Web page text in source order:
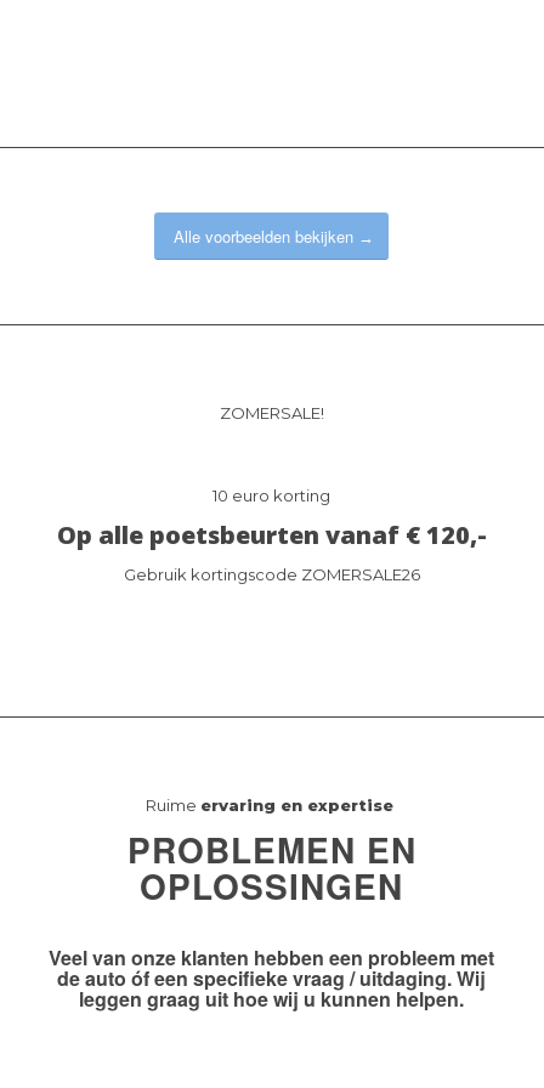
Alle voorbeelden bekijken
ZOMERSALE!
10 euro korting
Op alle poetsbeurten vanaf € 120,-
Gebruik kortingscode ZOMERSALE26
Ruime ervaring en expertise
PROBLEMEN EN
OPLOSSINGEN
Veel van onze klanten hebbeneen probleem met
de auto ófeen specifieke vraag / uitdaging. Wij
leggen graag uit hoe wij u kunnen helpen.